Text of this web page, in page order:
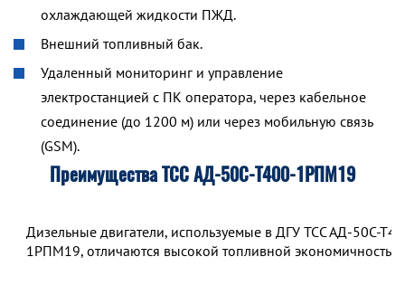
охлаждающей жидкости ПЖД.
Внешний топливный бак.
Удаленный мониторинг и управление
электростанцией с ПК оператора, через кабельное
соединение (до 1200 м) или через мобильную связь
(GSM).
Преимущества ТСС АД-50С-Т400-1РПМ19
Дизельные двигатели, используемые в ДГУ ТСС АД-50С-
1РПМ19, отличаются высокой топливной экономичностью.